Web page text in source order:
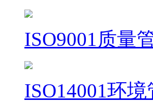
ISO9001质量
ISO14001环